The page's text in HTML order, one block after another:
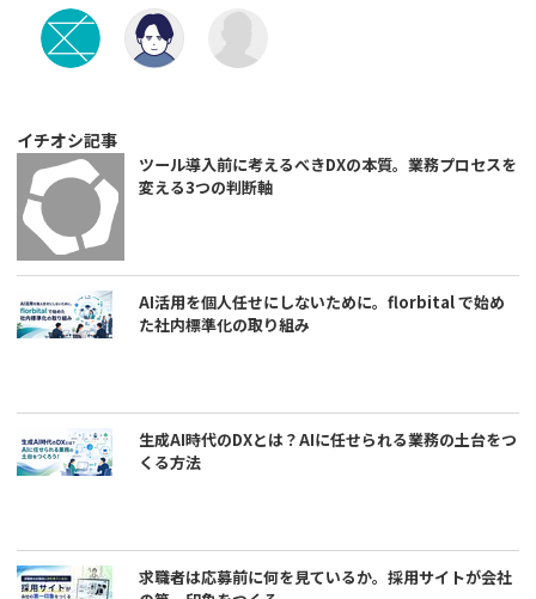
イチオシ記事
ツール導入前に考えるべきDXの本質。業務プロセスを
変える3つの判断軸
AI活用を個人任せにしないために。florbital で始め
た社内標準化の取り組み
生成AI時代のDXとは？AIに任せられる業務の土台をつ
くる方法
求職者は応募前に何を見ているか。採用サイトが会社